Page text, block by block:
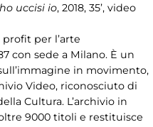
uccisi io, 2018, 35’, video
profit per l’arte
con sede a Milano. È un
in movimento,
Video, riconosciuto di
Cultura. L’archivio in
9000 titoli e restituisce